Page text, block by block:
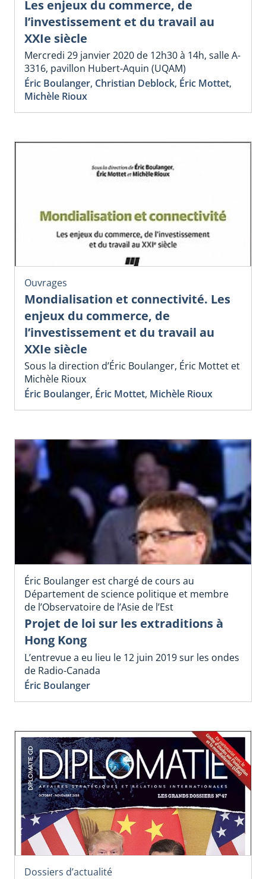
Les enjeux du commerce, de
l’investissement et du travail au
XXIe siècle
Mercredi 29 janvier 2020 de 12h30 à 14h, salle A-
3316, pavillon Hubert-Aquin (UQAM)
Éric Boulanger, Christian Deblock, Éric Mottet,
Michèle Rioux
Ouvrages
Mondialisation et connectivité. Les
enjeux du commerce, de
l’investissement et du travail au
XXIe siècle
Sous la direction d’Éric Boulanger, Éric Mottet et
Michèle Rioux
Éric Boulanger, Éric Mottet, Michèle Rioux
Éric Boulanger est chargé de cours au
Département de science politique et membre
de l’Observatoire de l’Asie de l’Est
Projet de loi sur les extraditions à
Hong Kong
L’entrevue a eu lieu le 12 juin 2019 sur les ondes
de Radio-Canada
Éric Boulanger
Dossiers d’actualité